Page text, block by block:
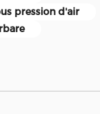
pression d'air